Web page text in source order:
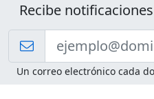
Recibe
Un correo electrónico cada